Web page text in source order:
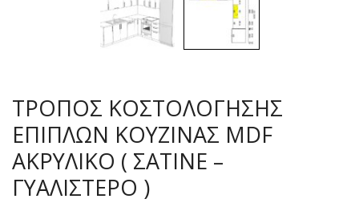
ΤΡΟΠΟΣ ΚΟΣΤΟΛΟΓΗΣΗΣ
ΕΠΙΠΛΩΝ ΚΟΥΖΙΝΑΣ MDF
ΑΚΡΥΛΙΚΟ ( ΣΑΤΙΝΕ –
ΓΥΑΛΙΣΤΕΡΟ )